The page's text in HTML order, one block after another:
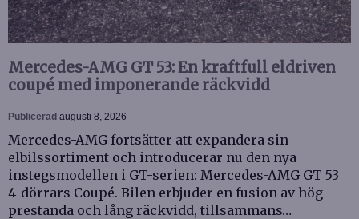
Mercedes-AMG GT 53: En kraftfull eldriven
coupé med imponerande räckvidd
Publicerad augusti 8, 2026
Mercedes-AMG fortsätter att expandera sin
elbilssortiment och introducerar nu den nya
instegsmodellen i GT-serien: Mercedes-AMG GT 53
4-dörrars Coupé. Bilen erbjuder en fusion av hög
prestanda och lång räckvidd, tillsammans…